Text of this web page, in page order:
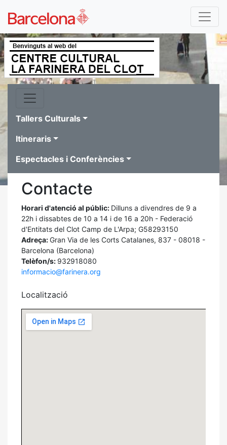
Tallers Culturals
Itineraris
Espectacles i Conferències
Contacte
Horari d'atenció al públic: Dilluns a divendres de 9 a
22h i dissabtes de 10 a 14 i de 16 a 20h - Federació
d'Entitats del Clot Camp de L'Arpa; G58293150
Adreça:Gran Via de les Corts Catalanes, 837 - 08018 -
Barcelona (Barcelona)
Telèfon/s: 932918080
informacio@farinera.org
Localització